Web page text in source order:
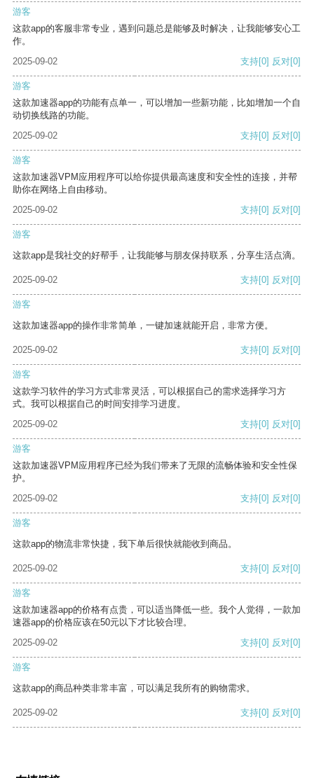
游客
这款app的客服非常专业，遇到问题总是能够及时解决，让我能够安心工
作。
2025-09-02
支持[0] 反对[0]
游客
这款加速器app的功能有点单一，可以增加一些新功能，比如增加一个自
动切换线路的功能。
2025-09-02
支持[0] 反对[0]
游客
这款加速器VPM应用程序可以给你提供最高速度和安全性的连接，并帮
助你在网络上自由移动。
2025-09-02
支持[0] 反对[0]
游客
这款app是我社交的好帮手，让我能够与朋友保持联系，分享生活点滴。
2025-09-02 支持[0] 反对[0]
游客
这款加速器app的操作非常简单，一键加速就能开启，非常方便。
2025-09-02 支持[0] 反对[0]
游客
这款学习软件的学习方式非常灵活，可以根据自己的需求选择学习方
式。我可以根据自己的时间安排学习进度。
2025-09-02
支持[0] 反对[0]
游客
这款加速器VPM应用程序已经为我们带来了无限的流畅体验和安全性保
护。
2025-09-02
支持[0] 反对[0]
游客
这款app的物流非常快捷，我下单后很快就能收到商品。
2025-09-02 支持[0] 反对[0]
游客
这款加速器app的价格有点贵，可以适当降低一些。我个人觉得，一款加
速器app的价格应该在50元以下才比较合理。
2025-09-02
支持[0] 反对[0]
游客
这款app的商品种类非常丰富，可以满足我所有的购物需求。
2025-09-02 支持[0] 反对[0]